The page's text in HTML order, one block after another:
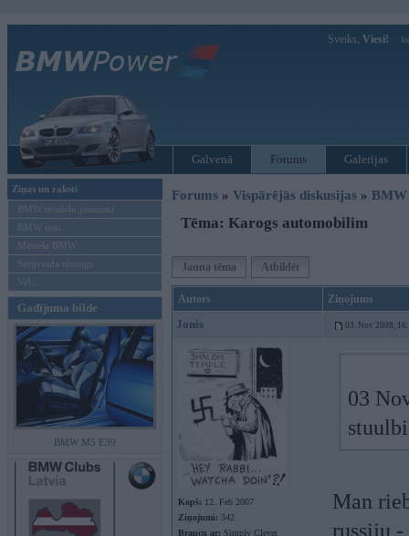
Sveiks, Viesi!
Galvenā Forums Galerijas
Ziņas un raksti
BMW modeļu jaunumi
BMW testi
Mēneša BMW
Sērijveida tūnings
Vel...
Gadījuma bilde
BMW M5 E39
Forums » Vispārējās diskusijas » BMW
Tēma: Karogs automobilim
Jauna tēma Atbildēt
Autors Ziņojums
Jonis 03. Nov 2008,
Kopš: 12. Feb 2007
Ziņojumi: 342
Braucu ar: Simply Clever
03
Man
russiju